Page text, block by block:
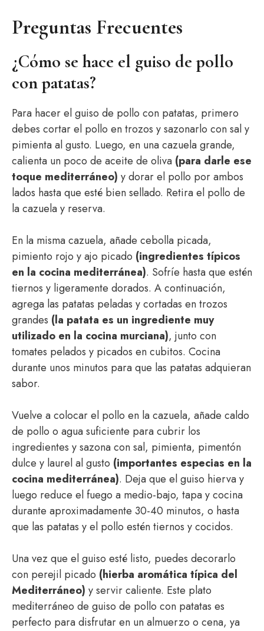
Preguntas Frecuentes
¿Cómo se hace el guiso de pollo
con patatas?
Para hacer el guiso de pollo con patatas, primero
debes cortar el pollo en trozos y sazonarlo con sal y
pimienta al gusto. Luego, en una cazuela grande,
calienta un poco de aceite de oliva (para darle ese
toque mediterráneo) y dorar el pollo por ambos
lados hasta que esté bien sellado. Retira el pollo de
la cazuela y reserva.
En la misma cazuela, añade cebolla picada,
pimiento rojo y ajo picado (ingredientes típicos
en la cocina mediterránea). Sofríe hasta que estén
tiernos y ligeramente dorados. A continuación,
agrega las patatas peladas y cortadas en trozos
grandes (la patata es un ingrediente muy
utilizado en la cocina murciana), junto con
tomates pelados y picados en cubitos. Cocina
durante unos minutos para que las patatas adquieran
sabor.
Vuelve a colocar el pollo en la cazuela, añade caldo
de pollo o agua suficiente para cubrir los
ingredientes y sazona con sal, pimienta, pimentón
dulce y laurel al gusto (importantes especias en la
cocina mediterránea). Deja que el guiso hierva y
luego reduce el fuego a medio-bajo, tapa y cocina
durante aproximadamente 30-40 minutos, o hasta
que las patatas y el pollo estén tiernos y cocidos.
Una vez que el guiso esté listo, puedes decorarlo
con perejil picado (hierba aromática típica del
Mediterráneo) y servir caliente. Este plato
mediterráneo de guiso de pollo con patatas es
perfecto para disfrutar en un almuerzo o cena, ya